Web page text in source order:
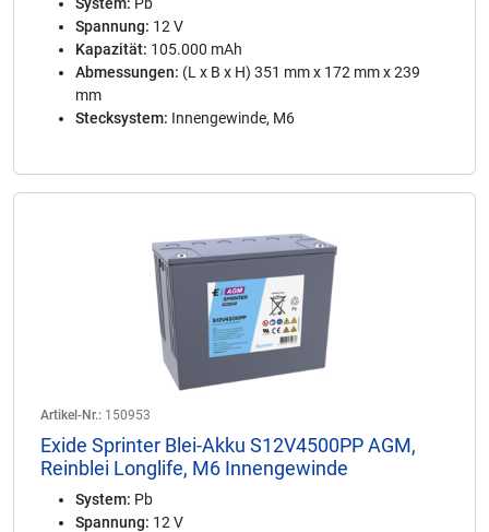
Spannung: 12 V
Kapazität: 105.000 mAh
Abmessungen: (L x B x H) 351 mm x 172 mm x 239
mm
Stecksystem: Innengewinde, M6
Artikel-Nr.: 150953
Exide Sprinter Blei-Akku S12V4500PP AGM,
Reinblei Longlife, M6 Innengewinde
System: Pb
Spannung: 12 V